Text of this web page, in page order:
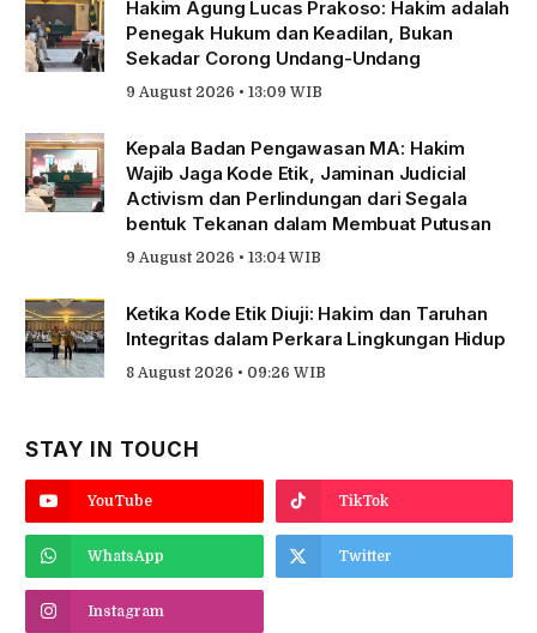
Hakim Agung Lucas Prakoso: Hakim adalah
Penegak Hukum dan Keadilan, Bukan
Sekadar Corong Undang-Undang
9 August 2026 • 13:09 WIB
Kepala Badan Pengawasan MA: Hakim
Wajib Jaga Kode Etik, Jaminan Judicial
Activism dan Perlindungan dari Segala
bentuk Tekanan dalam Membuat Putusan
9 August 2026 • 13:04 WIB
Ketika Kode Etik Diuji: Hakim dan Taruhan
Integritas dalam Perkara Lingkungan Hidup
8 August 2026 • 09:26 WIB
STAY IN TOUCH
YouTube TikTok
WhatsApp Twitter
Instagram